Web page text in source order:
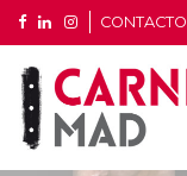
CONTACTO